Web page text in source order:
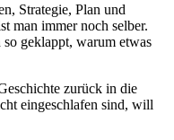
Strategie, Plan und
man immer noch selber.
geklappt, warum etwas
zurück in die
eingeschlafen sind, will